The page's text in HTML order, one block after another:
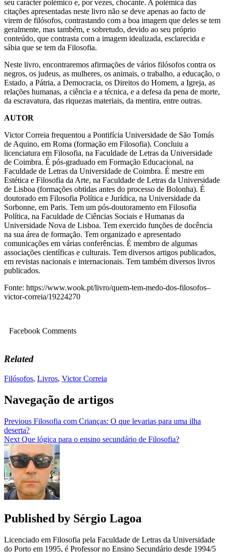
seu carácter polémico e, por vezes, chocante. A polémica das
citações apresentadas neste livro não se deve apenas ao facto de
virem de filósofos, contrastando com a boa imagem que deles se tem
geralmente, mas também, e sobretudo, devido ao seu próprio
conteúdo, que contrasta com a imagem idealizada, esclarecida e
sábia que se tem da Filosofia.
Neste livro, encontraremos afirmações de vários filósofos contra os
negros, os judeus, as mulheres, os animais, o trabalho, a educação, o
Estado, a Pátria, a Democracia, os Direitos do Homem, a Igreja, as
relações humanas, a ciência e a técnica, e a defesa da pena de morte,
da escravatura, das riquezas materiais, da mentira, entre outras.
AUTOR
Victor Correia frequentou a Pontifícia Universidade de São Tomás
de Aquino, em Roma (formação em Filosofia). Concluiu a
licenciatura em Filosofia, na Faculdade de Letras da Universidade
de Coimbra. É pós-graduado em Formação Educacional, na
Faculdade de Letras da Universidade de Coimbra. É mestre em
Estética e Filosofia da Arte, na Faculdade de Letras da Universidade
de Lisboa (formações obtidas antes do processo de Bolonha). É
doutorado em Filosofia Política e Jurídica, na Universidade da
Sorbonne, em Paris. Tem um pós-doutoramento em Filosofia
Política, na Faculdade de Ciências Sociais e Humanas da
Universidade Nova de Lisboa. Tem exercido funções de docência
na sua área de formação. Tem organizado e apresentado
comunicações em várias conferências. É membro de algumas
associações científicas e culturais. Tem diversos artigos publicados,
em revistas nacionais e internacionais. Tem também diversos livros
publicados.
Fonte: https://www.wook.pt/livro/quem-tem-medo-dos-filosofos–
victor-correia/19224270
Facebook Comments
Related
Filósofos, Livros, Victor Correia
Navegação de artigos
Previous Filosofia com Crianças: O que levarias para uma ilha
deserta?
Next Que lógica para o ensino secundário de Filosofia?
Published by Sérgio Lagoa
Licenciado em Filosofia pela Faculdade de Letras da Universidade
do Porto em 1995, é Professor no Ensino Secundário desde 1994/5